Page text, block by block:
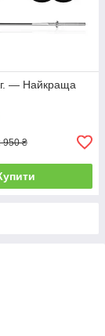
— Найкраща
950 ₴